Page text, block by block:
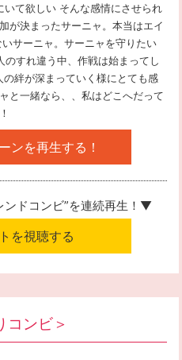
て欲しい そんな感情にさせられ
が決まったサーニャ。本当はエイ
サーニャ。サーニャを守りたい
すれ違う中、作戦は始まってし
絆が深まっていく様にとても感
と一緒なら、、私はどこへだって
ンを再生する！
ドコンビ”を連続再生！▼
を視聴する
コンビ＞